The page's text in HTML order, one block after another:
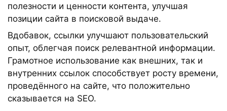
полезности и ценности контента, улучшая
позиции сайта в поисковой выдаче.
Вдобавок, ссылки улучшают пользовательский
опыт, облегчая поиск релевантной информации.
Грамотное использование как внешних, так и
внутренних ссылок способствует росту времени,
проведённого на сайте, что положительно
сказывается на SEO.